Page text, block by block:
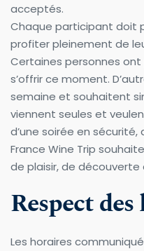
acceptés.
Chaque participant doit
profiter pleinement de
Certaines personnes
s’offrir ce moment.
semaine et souhaitent
viennent seules et
d’une soirée en
France Wine Trip
de plaisir, de
Respect
Les horaires